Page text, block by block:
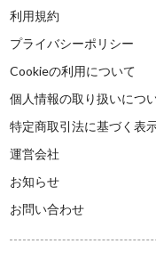
利用規約
プライバシーポリシー
Cookieの利用について
個人情報の取り扱いにつ
特定商取引法に基づく表
運営会社
お知らせ
お問い合わせ